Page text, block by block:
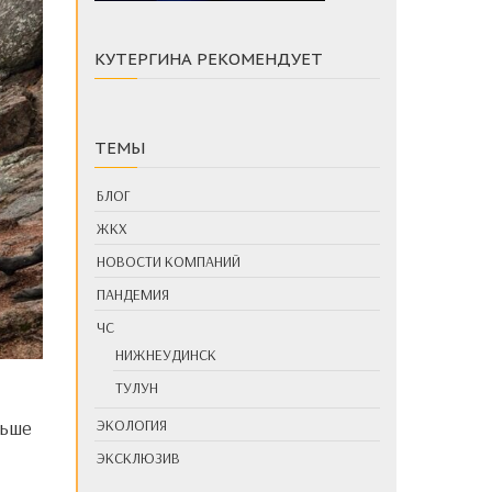
КУТЕРГИНА РЕКОМЕНДУЕТ
ТЕМЫ
БЛОГ
ЖКХ
НОВОСТИ КОМПАНИЙ
ПАНДЕМИЯ
ЧС
НИЖНЕУДИНСК
ТУЛУН
ЭКОЛОГИЯ
ЭКСКЛЮЗИВ